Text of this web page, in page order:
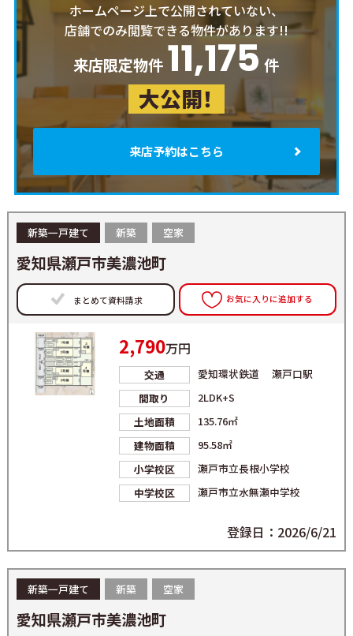
ホームページ上で公開されていない、
店舗でのみ閲覧できる物件があります!!
来店限定物件 11,175 件
大公開！
来店予約はこちら
新築一戸建て 新築 空家
愛知県瀬戸市美濃池町
まとめて資料請求 お気に入りに追加する
2,790万円
交通
愛知環状鉄道 瀬戸口駅
間取り
2LDK+S
土地面積
135.76㎡
建物面積
95.58㎡
小学校区
瀬戸市立長根小学校
中学校区
瀬戸市立水無瀬中学校
登録日：2026/6/21
新築一戸建て 新築 空家
愛知県瀬戸市美濃池町